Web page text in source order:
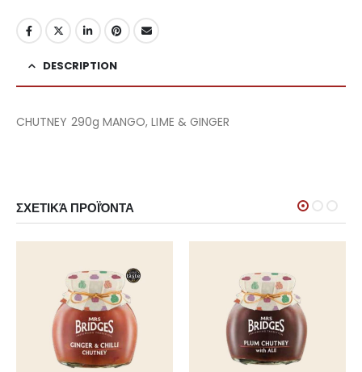
DESCRIPTION
CHUTNEY 290g MANGO, LIME & GINGER
ΣΧΕΤΙΚΆ ΠΡΟΪΌΝΤΑ